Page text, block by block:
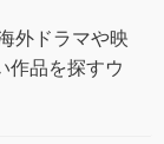
外ドラマや映
作品を探すウ